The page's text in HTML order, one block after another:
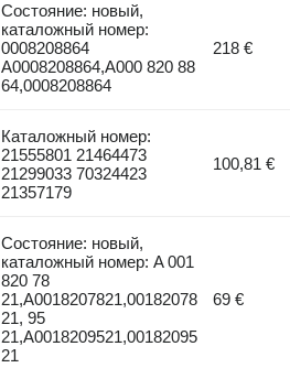
Состояние: новый,
каталожный номер:
0008208864
A0008208864,A000 820 88
64,0008208864
218 €
Каталожный номер:
21555801 21464473
21299033 70324423
21357179
100,81 €
Состояние: новый,
каталожный номер: A 001
820 78
21,A0018207821,00182078
21, 95
21,A0018209521,00182095
21
69 €